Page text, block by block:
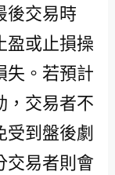
後交易時
盈或止損操
失。若預計
，交易者不
受到盤後劇
交易者則會